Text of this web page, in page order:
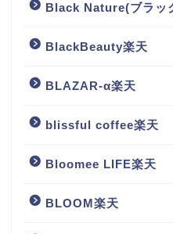
Black Nature(ブラッ
BlackBeauty楽天
BLAZAR-α楽天
blissful coffee楽天
Bloomee LIFE楽天
BLOOM楽天